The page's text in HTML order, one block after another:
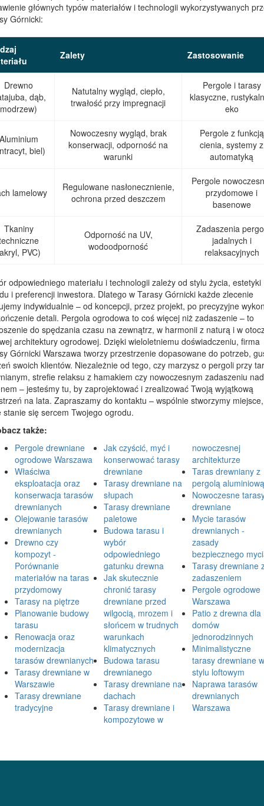
głównych typów materiałów i technologii wykorzystywanych
Górnicki:
Zalety Zastosowanie
Drewno
dąb,
modrzew)
Natutalny wygląd, ciepło,
trwałość przy impregnacji
Pergole i tarasy
klasyczne,
eko
biel)
Nowoczesny wygląd, brak
konserwacji, odporność na
warunki
Pergole z funkcją
cienia, systemy z
automatyką
lamelowy
Regulowane nasłonecznienie,
ochrona przed deszczem
Pergole
przydomowe i
basenowe
Tkaniny
PVC)
Odporność na UV,
wodoodporność
Zadaszenia
jadalnych i
relaksacyjnych
odpowiedniego materiału i technologii zależy od stylu życia, estetyki
i preferencji inwestora. Dlatego w Tarasy Górnicki każde zlecenie
indywidualnie – od koncepcji, przez projekt, po precyzyjne
detali. Pergola ogrodowa to coś więcej niż zadaszenie – to
do spędzania czasu na zewnątrz, w harmonii z naturą i w
architektury ogrodowej. Dzięki wieloletniemu doświadczeniu, firma
Górnicki Warszawa tworzy przestrzenie dopasowane do potrzeb,
swoich klientów. Niezależnie od tego, czy marzysz o pergoli przy
strefie relaksu z hamakiem czy nowoczesnym zadaszeniu nad
– jesteśmy tu, by zaprojektować i zrealizować Twoją wyjątkową
na lata. Zapraszamy do kontaktu – wspólnie stworzymy miejsce,
stanie się sercem Twojego ogrodu.
także:
Pergole drewniane
ogrodowe Warszawa
Właściwa
eksploatacja oraz
konserwacja tarasów
drewnianych
Olejowanie tarasów
drewnianych
Drewno czy
kompozyt -
Porównanie
materiałów na taras
przydomowy
Tarasy na piętrze
Planowanie budowy
tarasu
Renowacja oraz
modernizacja
tarasów drewnianych
Tarasy drewniane w
Warszawie
Tarasy drewniane
tradycyjne
Jak czyścić, myć i
konserwować tarasy
drewniane
Tarasy drewniane na
słupach
Tarasy drewniane
paletowe
Budowa tarasu i
wybór
odpowiedniego
gatunku drewna
Jak skutecznie
chronić tarasy
drewniane przed
wilgocią, mrozem i
słońcem w trudnych
warunkach
klimatycznych
Budowa tarasu
drewnianego
Tarasy drewniane na
dachach
Tarasy drewniane i
kompozytowe w
nowoczesnej
architekturze
Taras drewniany z
pergolą
Nowoczesne
drewniane
Mycie tarasów
drewnianych -
zasady
bezpiecznego
Tarasy drewniane
zadaszeniem
Pergole ogrodowe
Warszawa
Patio z drewna dla
domów
jednorodzinnych
Minimalistyczne
tarasy drewniane
stylu loftowym
Naprawa tarasów
drewnianych
Warszawa